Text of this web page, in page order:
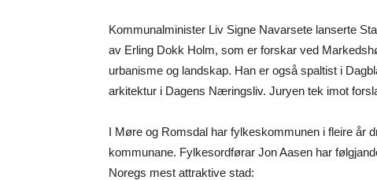
Kommunalminister Liv Signe Navarsete lanserte
av Erling Dokk Holm, som er forskar ved
urbanisme og landskap. Han er også spaltist i
arkitektur i Dagens Næringsliv. Juryen tek imot
I Møre og Romsdal har fylkeskommunen i fleire år
kommunane. Fylkesordførar Jon Aasen har
Noregs mest attraktive stad: